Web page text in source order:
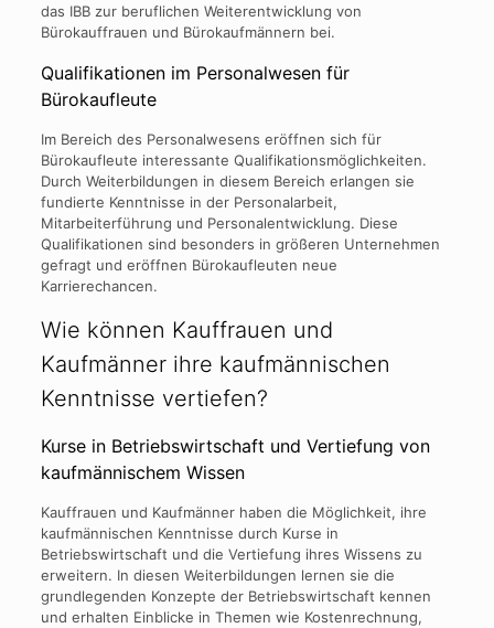
das IBB zur beruflichen Weiterentwicklung von
Bürokauffrauen und Bürokaufmännern bei.
Qualifikationen im Personalwesen für
Bürokaufleute
Im Bereich des Personalwesens eröffnen sich für
Bürokaufleute interessante Qualifikationsmöglichkeiten.
Durch Weiterbildungen in diesem Bereich erlangen sie
fundierte Kenntnisse in der Personalarbeit,
Mitarbeiterführung und Personalentwicklung. Diese
Qualifikationen sind besonders in größeren Unternehmen
gefragt und eröffnen Bürokaufleuten neue
Karrierechancen.
Wie können Kauffrauen und
Kaufmänner ihre kaufmännischen
Kenntnisse vertiefen?
Kurse in Betriebswirtschaft und Vertiefung von
kaufmännischem Wissen
Kauffrauen und Kaufmänner haben die Möglichkeit, ihre
kaufmännischen Kenntnisse durch Kurse in
Betriebswirtschaft und die Vertiefung ihres Wissens zu
erweitern. In diesen Weiterbildungen lernen sie die
grundlegenden Konzepte der Betriebswirtschaft kennen
und erhalten Einblicke in Themen wie Kostenrechnung,